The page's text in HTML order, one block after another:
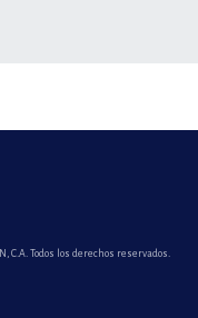
C.A. Todos los derechos reservados.